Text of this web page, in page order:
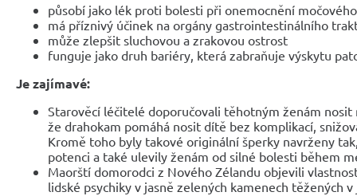
působí jako lék proti bolesti při onemocnění
má příznivý účinek na orgány gastrointestinálního
může zlepšit sluchovou a zrakovou ostrost
funguje jako druh bariéry, která zabraňuje výskytu
Je zajímavé:
Starověcí léčitelé doporučovali těhotným ženám
že drahokam pomáhá nosit dítě bez komplikací,
Kromě toho byly takové originální šperky navrženy
potenci a také ulevily ženám od silné bolesti během
Maorští domorodci z Nového Zélandu objevili
lidské psychiky v jasně zelených kamenech těžených